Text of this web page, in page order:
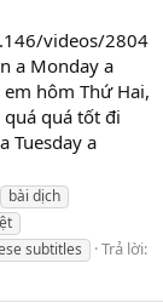
videos/2804
a Monday a
hôm Thứ Hai,
quá tốt đi
Tuesday a
bài dịch
subtitles
Trả lời: